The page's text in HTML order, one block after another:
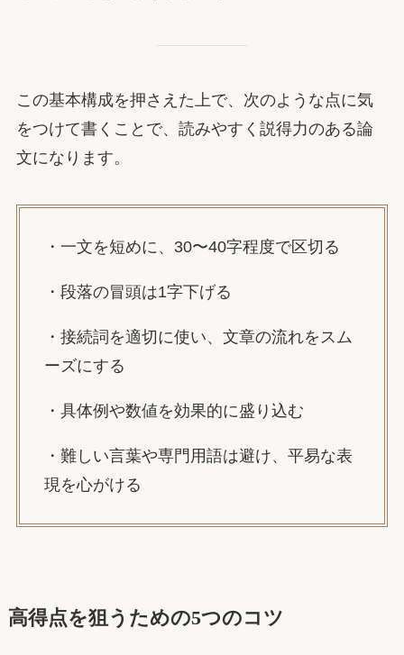
この基本構成を押さえた上で、次のような点に気
をつけて書くことで、読みやすく説得力のある論
文になります。
・一文を短めに、30〜40字程度で区切る
・段落の冒頭は1字下げる
・接続詞を適切に使い、文章の流れをスム
ーズにする
・具体例や数値を効果的に盛り込む
・難しい言葉や専門用語は避け、平易な表
現を心がける
高得点を狙うための5つのコツ